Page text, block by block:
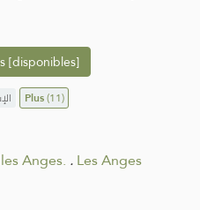
[disponibles]
Plus(11)
Anges. .Les Anges